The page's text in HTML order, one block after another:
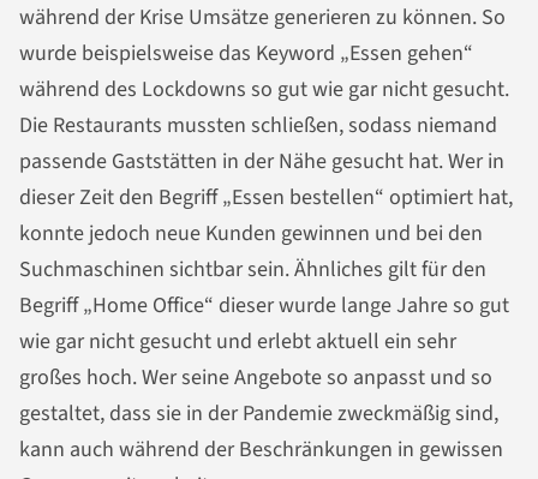
während der Krise Umsätze generieren zu können. So
wurde beispielsweise das Keyword „Essen gehen“
während des Lockdowns so gut wie gar nicht gesucht.
Die Restaurants mussten schließen, sodass niemand
passende Gaststätten in der Nähe gesucht hat. Wer in
dieser Zeit den Begriff „Essen bestellen“ optimiert hat,
konnte jedoch neue Kunden gewinnen und bei den
Suchmaschinen sichtbar sein. Ähnliches gilt für den
Begriff „Home Office“ dieser wurde lange Jahre so gut
wie gar nicht gesucht und erlebt aktuell ein sehr
großes hoch. Wer seine Angebote so anpasst und so
gestaltet, dass sie in der Pandemie zweckmäßig sind,
kann auch während der Beschränkungen in gewissen